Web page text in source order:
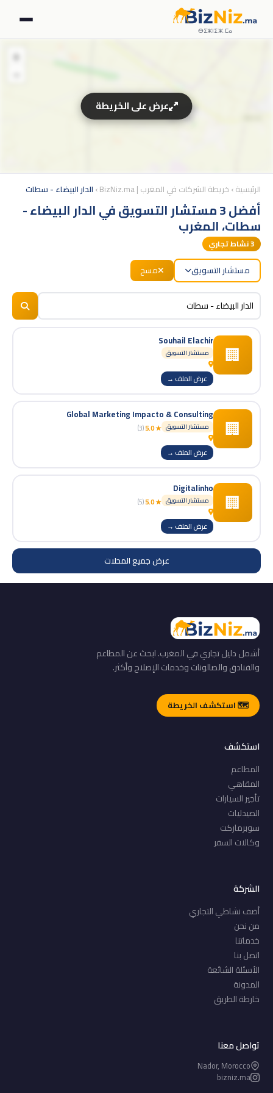
ⴱⵉⵣⵏⵉⵣ.ⵎⴰ
الرئيسية› خريطة الشركات في المغرب | BizNiz.ma › الدار البيضاء - سطات
أفضل 3 مستشار التسويق في الدار البيضاء -
سطات، المغرب
3نشاط تجاري
مستشار التسويق مسح
🏢
Souhail Elachir
مستشار التسويق
عرض الملف →
🏢
Global Marketing Impacto & Consulting
مستشار التسويق ★ 5.0
(3)
عرض الملف →
🏢
Digitalinho
مستشار التسويق ★ 5.0
(5)
عرض الملف →
عرض جميع المحلات
+
BizNiz.ma
عرض على الخريطة
أشمل دليل تجاري في المغرب. ابحث عن المطاعم
والفنادق والصالونات وخدمات الإصلاح وأكثر.
🗺️ استكشف الخريطة
استكشف
المطاعم
المقاهي
تأجير السيارات
الصيدليات
سوبرماركت
وكالات السفر
الشركة
أضف نشاطي التجاري
من نحن
خدماتنا
اتصل بنا
الأسئلة الشائعة
المدونة
خارطة الطريق
تواصل معنا
Nador, Morocco
bizniz.ma